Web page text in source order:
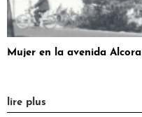
Mujer en la avenida Alcora
lire plus